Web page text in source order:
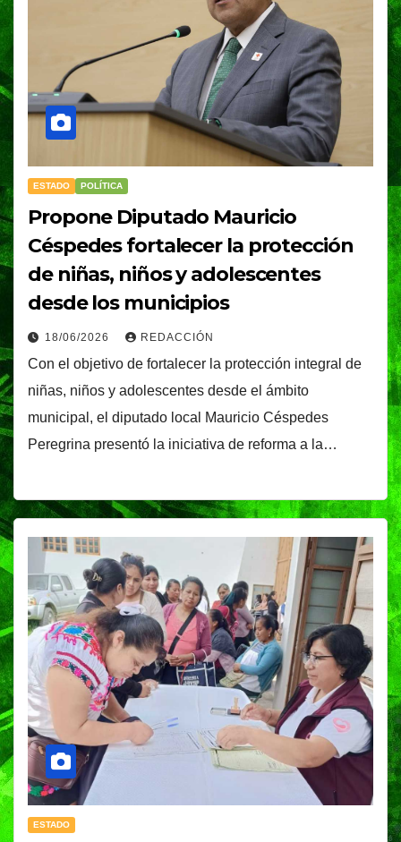
ESTADO POLÍTICA
Propone Diputado Mauricio
Céspedes fortalecer la protección
de niñas, niños y adolescentes
desde los municipios
18/06/2026 REDACCIÓN
Con el objetivo de fortalecer la protección integral de
niñas, niños y adolescentes desde el ámbito
municipal, el diputado local Mauricio Céspedes
Peregrina presentó la iniciativa de reforma a la…
ESTADO